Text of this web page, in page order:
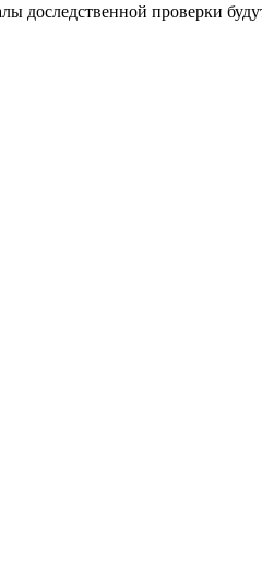
доследственной проверки